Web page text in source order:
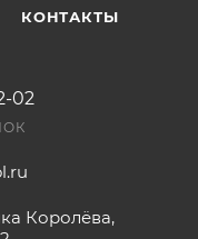
КОНТАКТЫ
02
Королёва,